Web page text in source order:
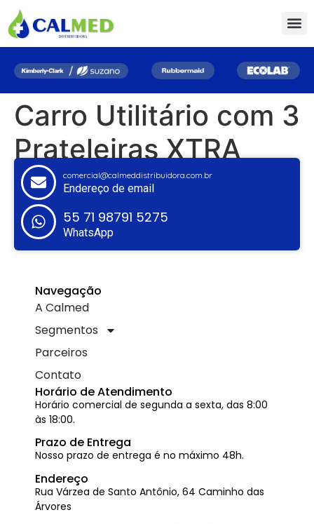
Carro Utilitário com 3
Prateleiras XTRA
comercial@calmeddistribuidora.com.br
Endereço de email
55 71 98791 5275
WhatsApp
Navegação
A Calmed
Segmentos
Parceiros
Contato
Horário de Atendimento
Horário comercial de segunda a sexta, das 8:00
às 18:00.
Prazo de Entrega
Nosso prazo de entrega é no máximo 48h.
Endereço
Rua Várzea de Santo Antônio, 64 Caminho das
Árvores